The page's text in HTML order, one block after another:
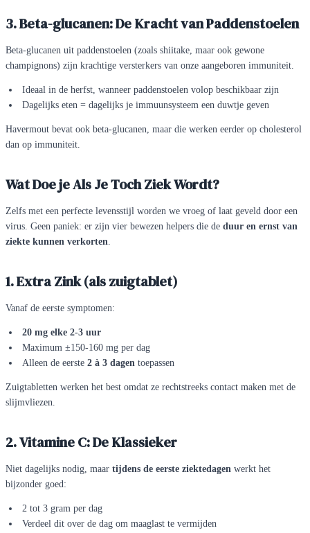
3. Beta-glucanen: De Kracht van Paddenstoelen
Beta-glucanen uit paddenstoelen (zoals shiitake, maar ook gewone
champignons) zijn krachtige versterkers van onze aangeboren immuniteit.
Ideaal in de herfst, wanneer paddenstoelen volop beschikbaar zijn
Dagelijks eten = dagelijks je immuunsysteem een duwtje geven
Havermout bevat ook beta-glucanen, maar die werken eerder op cholesterol
dan op immuniteit.
Wat Doe je Als Je Toch Ziek Wordt?
Zelfs met een perfecte levensstijl worden we vroeg of laat geveld door een
virus. Geen paniek: er zijn vier bewezen helpers die de duur en ernst van
ziekte kunnen verkorten
1. Extra Zink (als zuigtablet)
Vanaf de eerste symptomen:
20 mg elke 2-3 uur
Maximum ±150-160 mg per dag
Alleen de eerste 2 à 3 dagen toepassen
Zuigtabletten werken het best omdat ze rechtstreeks contact maken met de
slijmvliezen.
2. Vitamine C: De Klassieker
Niet dagelijks nodig, maar tijdens de eerste ziektedagen werkt het
bijzonder goed:
2 tot 3 gram per dag
Verdeel dit over de dag om maaglast te vermijden